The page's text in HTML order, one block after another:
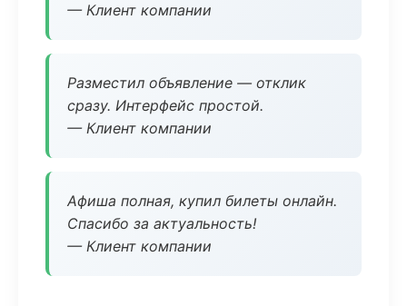
— Клиент компании
Разместил объявление — отклик
сразу. Интерфейс простой.
— Клиент компании
Афиша полная, купил билеты онлайн.
Спасибо за актуальность!
— Клиент компании